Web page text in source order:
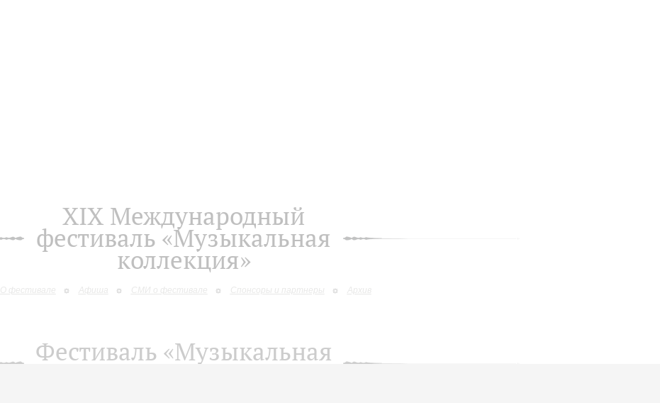
XIХ Международный
фестиваль «Музыкальная
коллекция»
О фестивале Афиша СМИ о фестивале Спонсоры и партнеры Архив
Фестиваль «Музыкальная
коллекция»